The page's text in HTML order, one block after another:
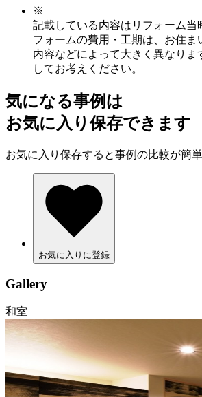
※
記載している内容はリフォーム当
フォームの費用・工期は、お住ま
内容などによって大きく異なりま
してお考えください。
気になる事例は
お気に入り保存できます
お気に入り保存すると事例の比較が簡単
お気に入りに登録
Gallery
和室